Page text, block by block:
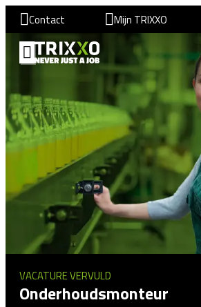
Contact Mijn TRIXXO
VACATURE VERVULD
Onderhoudsmonteur